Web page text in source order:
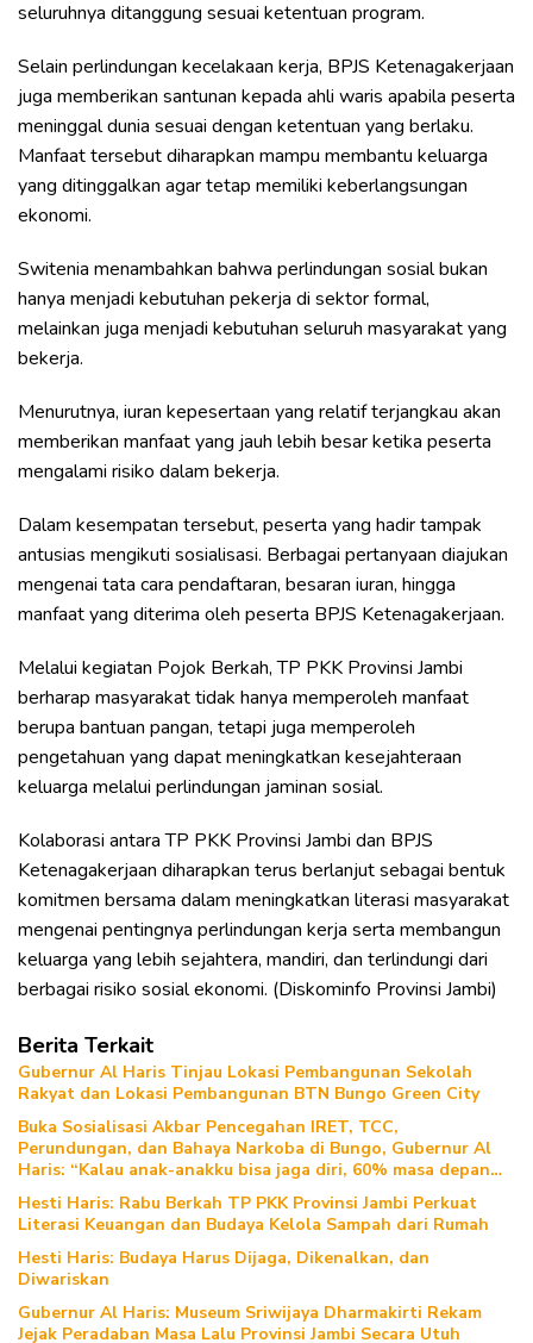
seluruhnya ditanggung sesuai ketentuan program.
Selain perlindungan kecelakaan kerja, BPJS Ketenagakerjaan
juga memberikan santunan kepada ahli waris apabila peserta
meninggal dunia sesuai dengan ketentuan yang berlaku.
Manfaat tersebut diharapkan mampu membantu keluarga
yang ditinggalkan agar tetap memiliki keberlangsungan
ekonomi.
Switenia menambahkan bahwa perlindungan sosial bukan
hanya menjadi kebutuhan pekerja di sektor formal,
melainkan juga menjadi kebutuhan seluruh masyarakat yang
bekerja.
Menurutnya, iuran kepesertaan yang relatif terjangkau akan
memberikan manfaat yang jauh lebih besar ketika peserta
mengalami risiko dalam bekerja.
Dalam kesempatan tersebut, peserta yang hadir tampak
antusias mengikuti sosialisasi. Berbagai pertanyaan diajukan
mengenai tata cara pendaftaran, besaran iuran, hingga
manfaat yang diterima oleh peserta BPJS Ketenagakerjaan.
Melalui kegiatan Pojok Berkah, TP PKK Provinsi Jambi
berharap masyarakat tidak hanya memperoleh manfaat
berupa bantuan pangan, tetapi juga memperoleh
pengetahuan yang dapat meningkatkan kesejahteraan
keluarga melalui perlindungan jaminan sosial.
Kolaborasi antara TP PKK Provinsi Jambi dan BPJS
Ketenagakerjaan diharapkan terus berlanjut sebagai bentuk
komitmen bersama dalam meningkatkan literasi masyarakat
mengenai pentingnya perlindungan kerja serta membangun
keluarga yang lebih sejahtera, mandiri, dan terlindungi dari
berbagai risiko sosial ekonomi. (Diskominfo Provinsi Jambi)
Berita Terkait
Gubernur Al Haris Tinjau Lokasi Pembangunan Sekolah
Rakyat dan Lokasi Pembangunan BTN Bungo Green City
Buka Sosialisasi Akbar Pencegahan IRET, TCC,
Perundungan, dan Bahaya Narkoba di Bungo, Gubernur Al
Haris: “Kalau anak-anakku bisa jaga diri, 60% masa depan
sudah ada di tangan”
Hesti Haris: Rabu Berkah TP PKK Provinsi Jambi Perkuat
Literasi Keuangan dan Budaya Kelola Sampah dari Rumah
Hesti Haris: Budaya Harus Dijaga, Dikenalkan, dan
Diwariskan
Gubernur Al Haris: Museum Sriwijaya Dharmakirti Rekam
Jejak Peradaban Masa Lalu Provinsi Jambi Secara Utuh